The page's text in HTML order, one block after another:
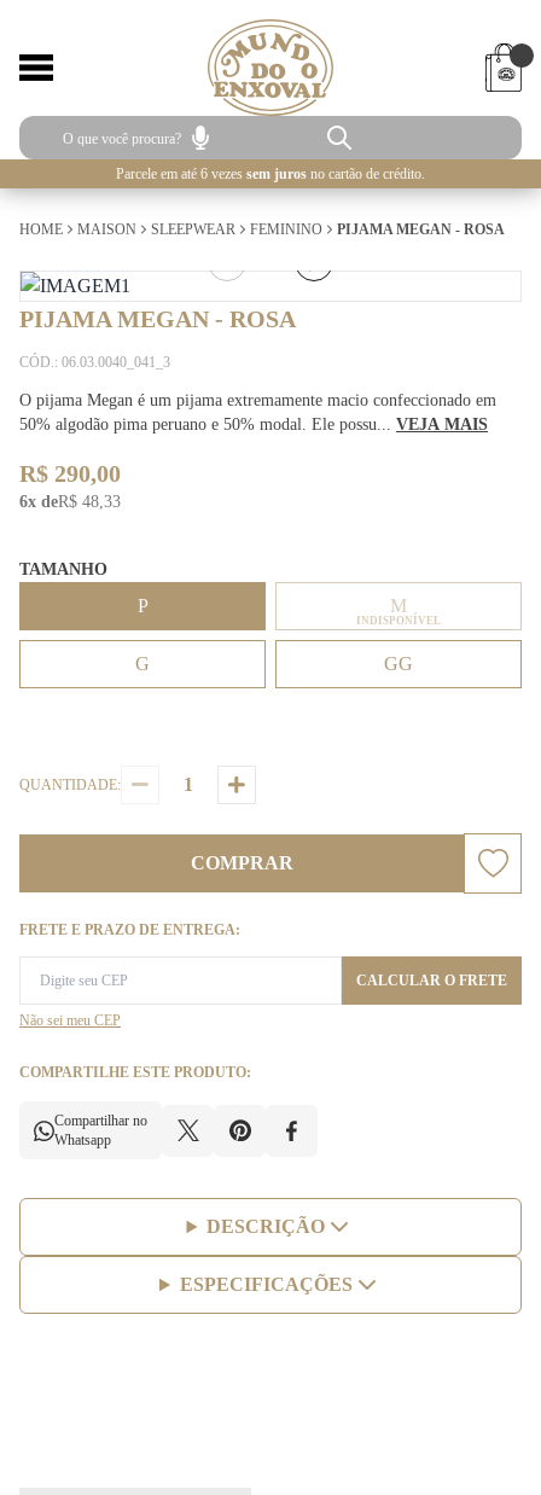
Parcele em até 6 vezes sem juros no cartão de crédito.
HOME MAISON SLEEPWEAR FEMININO PIJAMA MEGAN - ROSA
PIJAMA MEGAN - ROSA
CÓD.: 06.03.0040_041_3
O pijama Megan é um pijama extremamente macio confeccionado em
50% algodão pima peruano e 50% modal. Ele possu... VEJA MAIS
R$ 290,00
6x deR$ 48,33
TAMANHO
P M
INDISPONÍVEL
G GG
QUANTIDADE:
COMPRAR
FRETE E PRAZO DE ENTREGA:
CALCULAR O FRETE
Não sei meu CEP
COMPARTILHE ESTE PRODUTO:
Compartilhar no
Whatsapp
DESCRIÇÃO
ESPECIFICAÇÕES